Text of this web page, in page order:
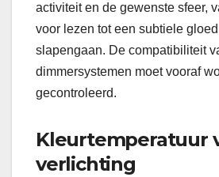
activiteit en de gewenste sfeer,
voor lezen tot een subtiele
slapengaan. De compatibiliteit
dimmersystemen moet vooraf
gecontroleerd.
Kleurtemperatuur
verlichting